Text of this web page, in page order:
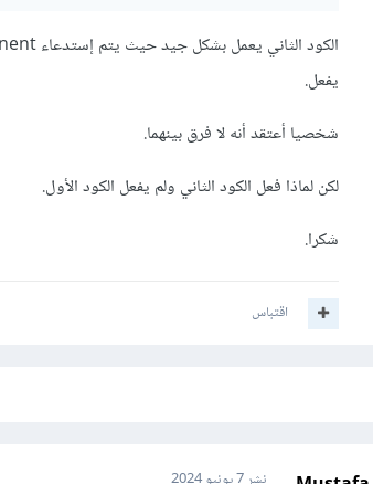
يفعل.
شخصيا أعتقد أنه لا فرق بينهما.
لكن لماذا فعل الكود الثاني ولم يفعل الكود الأول.
شكرا.
اقتباس